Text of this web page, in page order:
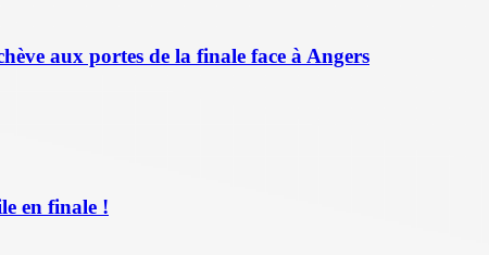
aux portes de la finale face à Angers
en finale !